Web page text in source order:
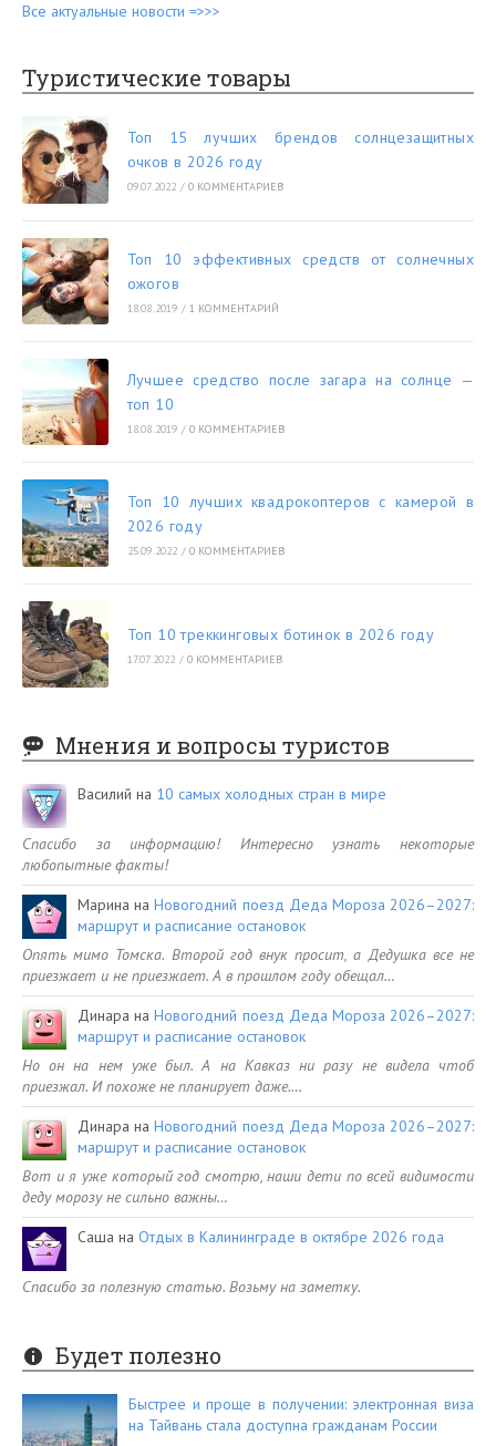
Все актуальные новости =>>>
Туристические товары
Топ 15 лучших брендов солнцезащитных
очков в 2026 году
09.07.2022 / 0 КОММЕНТАРИЕВ
Топ 10 эффективных средств от солнечных
ожогов
18.08.2019 / 1 КОММЕНТАРИЙ
Лучшее средство после загара на солнце —
топ 10
18.08.2019 / 0 КОММЕНТАРИЕВ
Топ 10 лучших квадрокоптеров с камерой в
2026 году
25.09.2022 / 0 КОММЕНТАРИЕВ
Топ 10 треккинговых ботинок в 2026 году
17.07.2022 / 0 КОММЕНТАРИЕВ
Мнения и вопросы туристов
Василий на 10 самых холодных стран в мире
Спасибо за информацию! Интересно узнать некоторые
любопытные факты!
Марина наНовогодний поезд Деда Мороза 2026–2027:
маршрут и расписание остановок
Опять мимо Томска. Второй год внук просит, а Дедушка все не
приезжает и не приезжает. А в прошлом году обещал…
Динара наНовогодний поезд Деда Мороза 2026–2027:
маршрут и расписание остановок
Но он на нем уже был. А на Кавказ ни разу не видела чтоб
приезжал. И похоже не планирует даже.…
Динара наНовогодний поезд Деда Мороза 2026–2027:
маршрут и расписание остановок
Вот и я уже который год смотрю, наши дети по всей видимости
деду морозу не сильно важны…
Саша на Отдых в Калининграде в октябре 2026 года
Спасибо за полезную статью. Возьму на заметку.
Будет полезно
Быстрее и проще в получении: электронная виза
на Тайвань стала доступна гражданам России